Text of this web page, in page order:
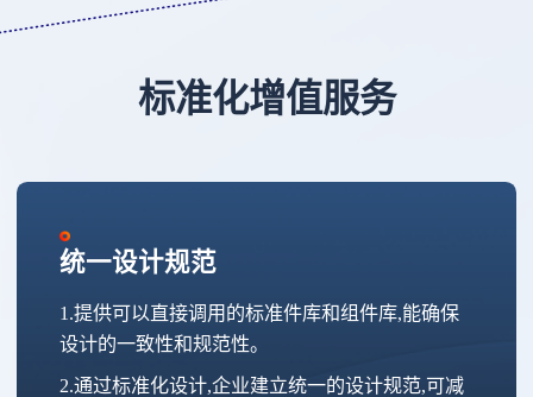
标准化增值服务
统一设计规范
1.提供可以直接调用的标准件库和组件库,能确保
设计的一致性和规范性。
2.通过标准化设计,企业建立统一的设计规范,可减